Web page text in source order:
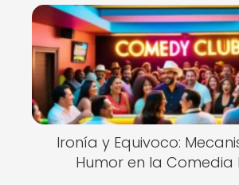
Ironía y Equivoco:
Humor en la Comedia